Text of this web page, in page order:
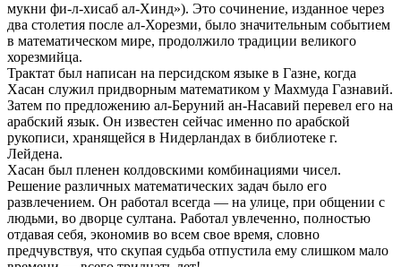
мукни фи-л-хисаб ал-Хинд»). Это сочинение, изданное через
два столетия после ал-Хорезми, было значительным событием
в математическом мире, продолжило традиции великого
хорезмийца.
Трактат был написан на персидском языке в Газне, когда
Хасан служил придворным математиком у Махмуда Газнавий.
Затем по предложению ал-Беруний ан-Насавий перевел его на
арабский язык. Он известен сейчас именно по арабской
рукописи, хранящейся в Нидерландах в библиотеке г.
Лейдена.
Хасан был пленен колдовскими комбинациями чисел.
Решение различных математических задач было его
развлечением. Он работал всегда — на улице, при общении с
людьми, во дворце султана. Работал увлеченно, полностью
отдавая себя, экономив во всем свое время, словно
предчувствуя, что скупая судьба отпустила ему слишком мало